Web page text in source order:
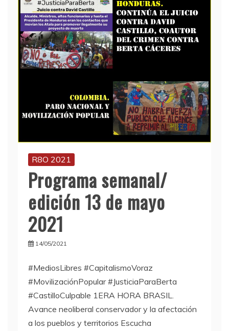
R8O 2021
Programa semanal/
edición 13 de mayo
2021
14/05/2021
#MediosLibres #CapitalismoVoraz
#MovilizaciónPopular #JusticiaParaBerta
#CastilloCulpable 1ERA HORA BRASIL.
Avance neoliberal conservador y la afectación
a los pueblos y territorios Escucha